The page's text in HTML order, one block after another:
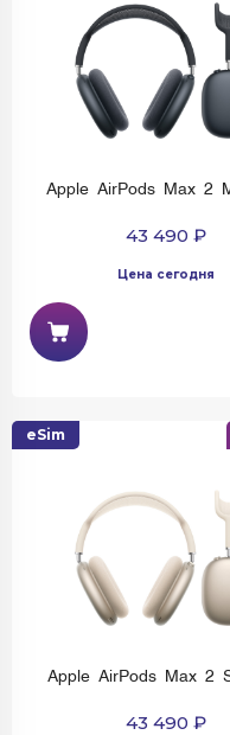
Apple AirPods Max 2
43 490 ₽
Цена сегодня
eSim
Apple AirPods Max 2
43 490 ₽